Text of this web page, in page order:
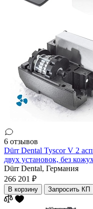
6 отзывов
Dürr Dental Tyscor V 2
двух установок, без
Dürr Dental, Германия
266 201 ₽
В корзину Запросить КП